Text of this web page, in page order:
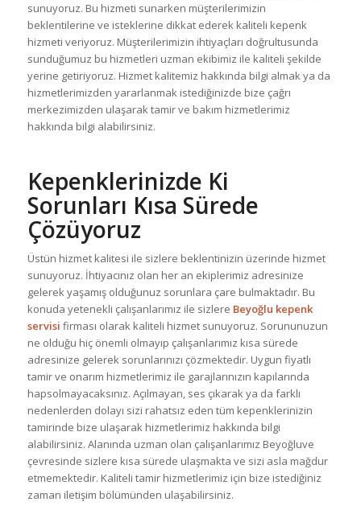
sunuyoruz. Bu hizmeti sunarken müşterilerimizin
beklentilerine ve isteklerine dikkat ederek kaliteli kepenk
hizmeti veriyoruz. Müşterilerimizin ihtiyaçları doğrultusunda
sunduğumuz bu hizmetleri uzman ekibimiz ile kaliteli şekilde
yerine getiriyoruz. Hizmet kalitemiz hakkında bilgi almak ya da
hizmetlerimizden yararlanmak istediğinizde bize çağrı
merkezimizden ulaşarak tamir ve bakım hizmetlerimiz
hakkında bilgi alabilirsiniz.
Kepenklerinizde Ki
Sorunları Kısa Sürede
Çözüyoruz
Üstün hizmet kalitesi ile sizlere beklentinizin üzerinde hizmet
sunuyoruz. İhtiyacınız olan her an ekiplerimiz adresinize
gelerek yaşamış olduğunuz sorunlara çare bulmaktadır. Bu
konuda yetenekli çalışanlarımız ile sizlere Beyoğlu kepenk
servisi firması olarak kaliteli hizmet sunuyoruz. Sorununuzun
ne olduğu hiç önemli olmayıp çalışanlarımız kısa sürede
adresinize gelerek sorunlarınızı çözmektedir. Uygun fiyatlı
tamir ve onarım hizmetlerimiz ile garajlarınızın kapılarında
hapsolmayacaksınız. Açılmayan, ses çıkarak ya da farklı
nedenlerden dolayı sizi rahatsız eden tüm kepenklerinizin
tamirinde bize ulaşarak hizmetlerimiz hakkında bilgi
alabilirsiniz. Alanında uzman olan çalışanlarımız Beyoğluve
çevresinde sizlere kısa sürede ulaşmakta ve sizi asla mağdur
etmemektedir. Kaliteli tamir hizmetlerimiz için bize istediğiniz
zaman iletişim bölümünden ulaşabilirsiniz.